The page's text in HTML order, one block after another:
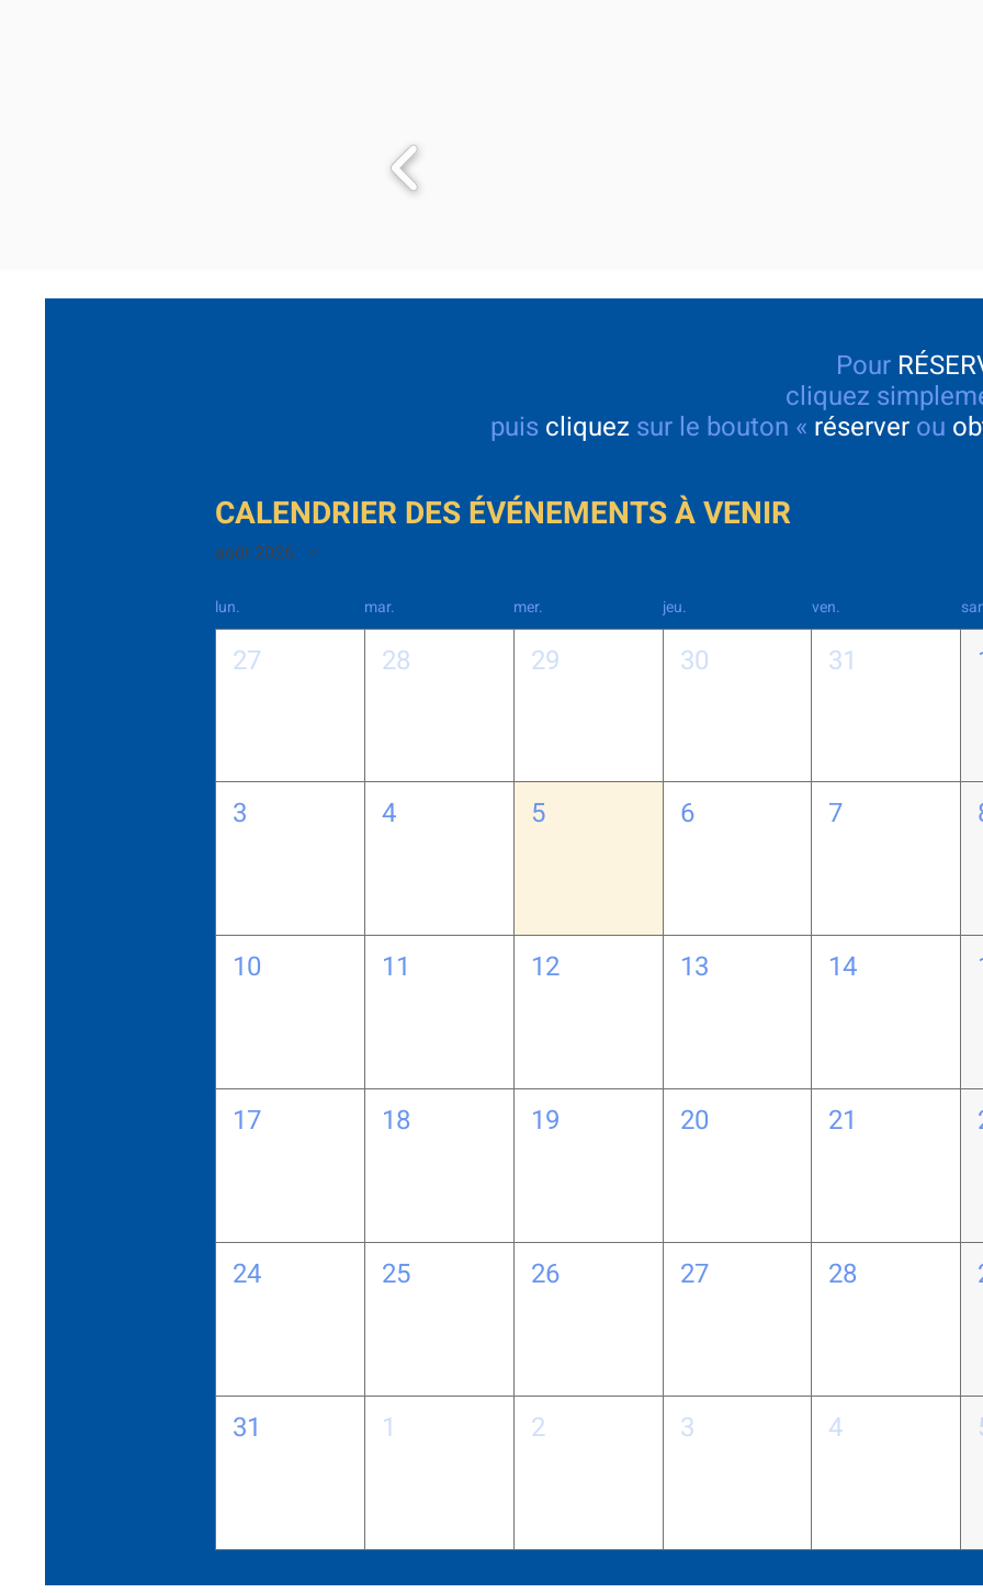
Pour
cliquez
puis cliquez sur le bouton « réserver ou
CALENDRIER DES ÉVÉNEMENTS À VENIR
août 2026
lun. mar. mer. jeu. ven.
27 28 29 30 31
3 4 5 6 7
10 11 12 13 14
17 18 19 20 21
24 25 26 27 28
31 1 2 3 4